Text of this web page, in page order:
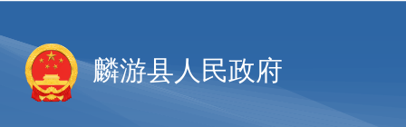
麟游县人民政府